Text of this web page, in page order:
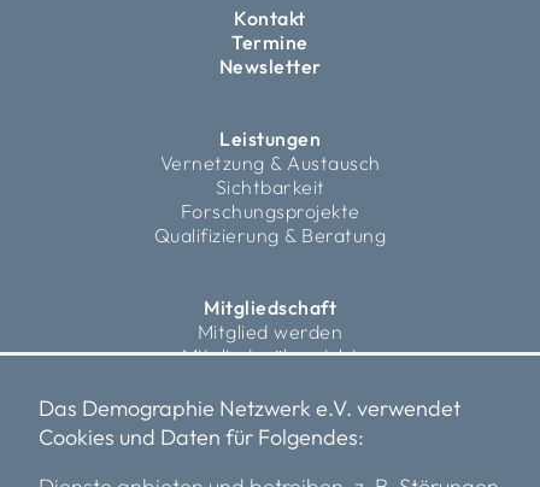
Kontakt
Termine
Newsletter
Leistungen
Vernetzung & Austausch
Sichtbarkeit
Forschungsprojekte
Qualifizierung & Beratung
Mitgliedschaft
Mitglied werden
Mitgliederübersicht
Über uns
Vorstand
Das Demographie Netzwerk e.V. verwendet
Cookies und Daten für Folgendes: